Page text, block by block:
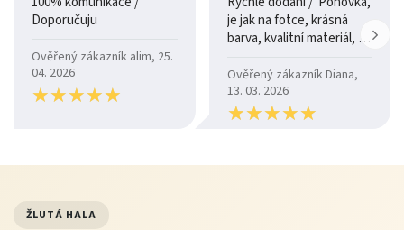
Doporučuju
Ověřený zákazník alim, 25.
04. 2026
★★★★★
★★★★★
je jak na fotce, krásná
barva, kvalitní materiál, a
Ověřený zákazník Diana,
13. 03. 2026
★★★★★
★★★★★
ŽLUTÁ HALA